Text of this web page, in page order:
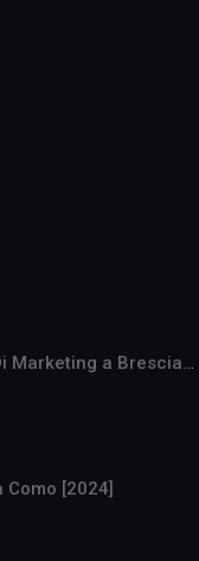
Marketing a Brescia…
[2024]